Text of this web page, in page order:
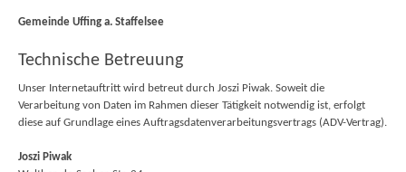
Gemeinde Uffing a. Staffelsee
Technische Betreuung
Unser Internetauftritt wird betreut durch Joszi Piwak. Soweit die
Verarbeitung von Daten im Rahmen dieser Tätigkeit notwendig ist, erfolgt
diese auf Grundlage eines Auftragsdatenverarbeitungsvertrags (ADV-Vertrag).
Joszi Piwak